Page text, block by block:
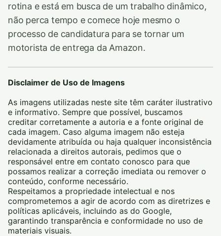
rotina e está em busca de um trabalho dinâmico,
não perca tempo e comece hoje mesmo o
processo de candidatura para se tornar um
motorista de entrega da Amazon.
Disclaimer de Uso de Imagens
As imagens utilizadas neste site têm caráter ilustrativo
e informativo. Sempre que possível, buscamos
creditar corretamente a autoria e a fonte original de
cada imagem. Caso alguma imagem não esteja
devidamente atribuída ou haja qualquer inconsistência
relacionada a direitos autorais, pedimos que o
responsável entre em contato conosco para que
possamos realizar a correção imediata ou remover o
conteúdo, conforme necessário.
Respeitamos a propriedade intelectual e nos
comprometemos a agir de acordo com as diretrizes e
políticas aplicáveis, incluindo as do Google,
garantindo transparência e conformidade no uso de
materiais visuais.